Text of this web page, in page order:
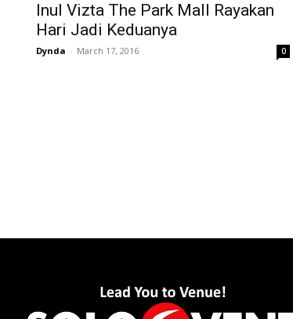
Inul Vizta The Park Mall Rayakan
Hari Jadi Keduanya
Dynda - March 17, 2016 0